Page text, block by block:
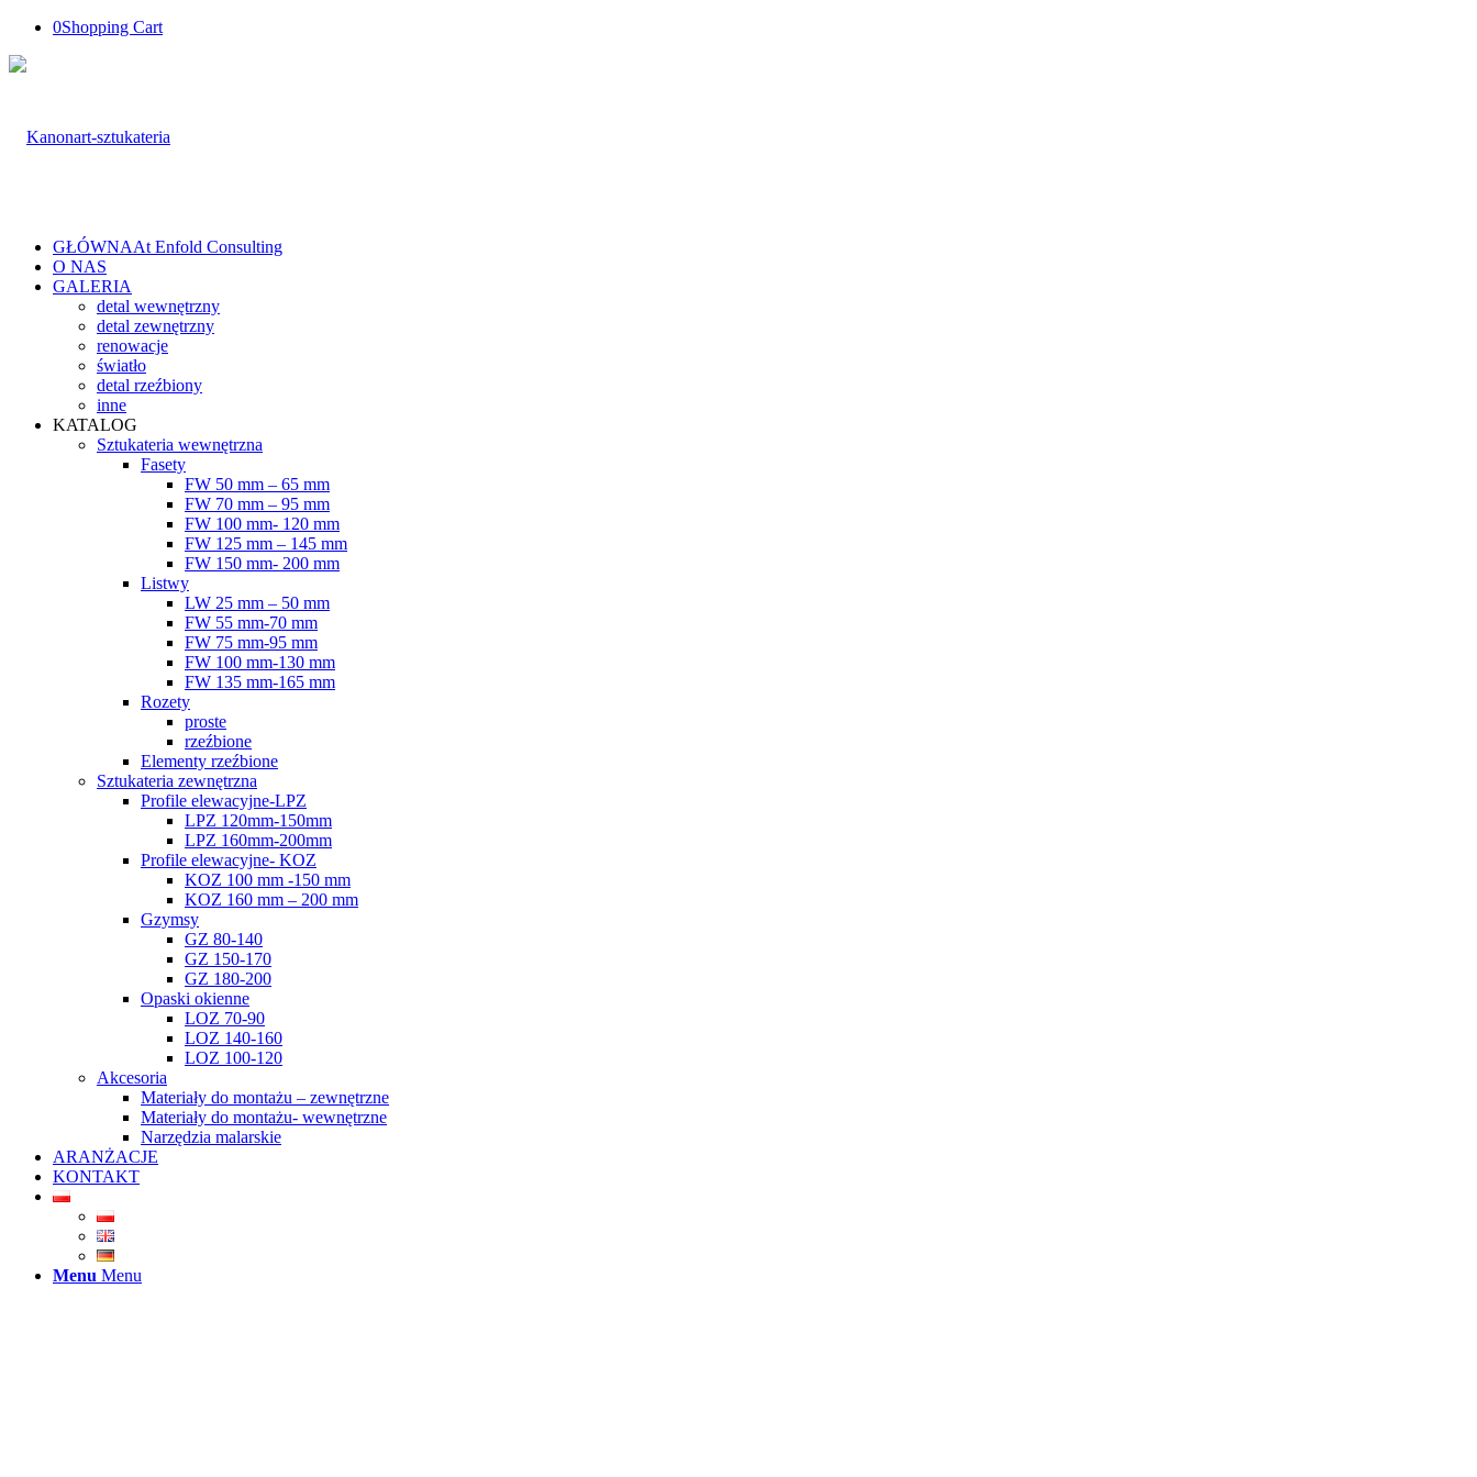
0Shopping Cart
GŁÓWNAAt Enfold Consulting
O NAS
GALERIA
detal wewnętrzny
detal zewnętrzny
renowacje
światło
detal rzeźbiony
inne
KATALOG
Sztukateria wewnętrzna
Fasety
FW 50 mm – 65 mm
FW 70 mm – 95 mm
FW 100 mm- 120 mm
FW 125 mm – 145 mm
FW 150 mm- 200 mm
Listwy
LW 25 mm – 50 mm
FW 55 mm-70 mm
FW 75 mm-95 mm
FW 100 mm-130 mm
FW 135 mm-165 mm
Rozety
proste
rzeźbione
Elementy rzeźbione
Sztukateria zewnętrzna
Profile elewacyjne-LPZ
LPZ 120mm-150mm
LPZ 160mm-200mm
Profile elewacyjne- KOZ
KOZ 100 mm -150 mm
KOZ 160 mm – 200 mm
Gzymsy
GZ 80-140
GZ 150-170
GZ 180-200
Opaski okienne
LOZ 70-90
LOZ 140-160
LOZ 100-120
Akcesoria
Materiały do montażu – zewnętrzne
Materiały do montażu- wewnętrzne
Narzędzia malarskie
ARANŻACJE
KONTAKT
Menu Menu